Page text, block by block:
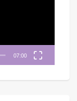
07:00